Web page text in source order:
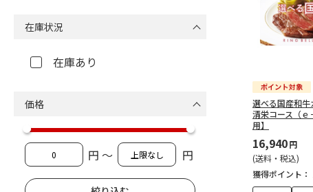
選べる国産和
清栄コース（ｅ
用】
16,940円
(送料・税込)
獲得ポイント：
在庫状況
在庫あり
価格
円 ～ 円